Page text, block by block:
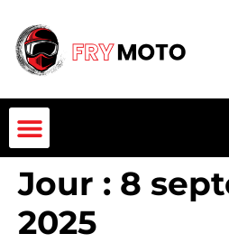
Jour : 8
2025